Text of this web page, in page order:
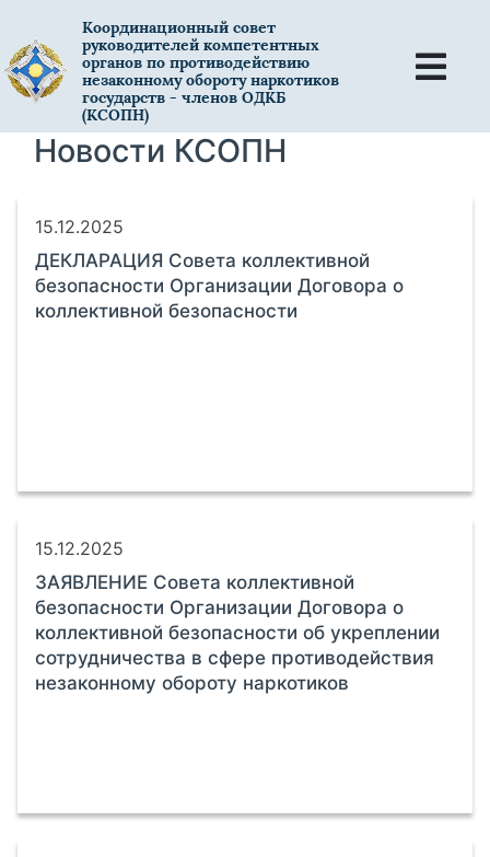
Координационный совет
руководителей компетентных
органов по противодействию
незаконному обороту наркотиков
государств - членов ОДКБ
(КСОПН)
Новости КСОПН
15.12.2025
ДЕКЛАРАЦИЯ Совета коллективной
безопасности Организации Договора о
коллективной безопасности
15.12.2025
ЗАЯВЛЕНИЕ Совета коллективной
безопасности Организации Договора о
коллективной безопасности об укреплении
сотрудничества в сфере противодействия
незаконному обороту наркотиков